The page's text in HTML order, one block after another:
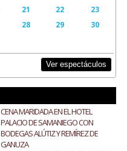
21 22
23
28 29
30
Ver espectáculos
CENA MARIDADA EN EL HOTEL
PALACIO DE SAMANIEGO CON
BODEGAS ALÚTIZ Y REMÍREZ DE
GANUZA